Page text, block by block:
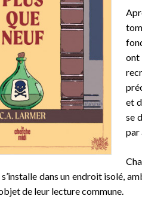
ont
et
se
par
dans un endroit isolé,
de leur lecture commune.